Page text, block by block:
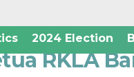
2024 Election
RKLA